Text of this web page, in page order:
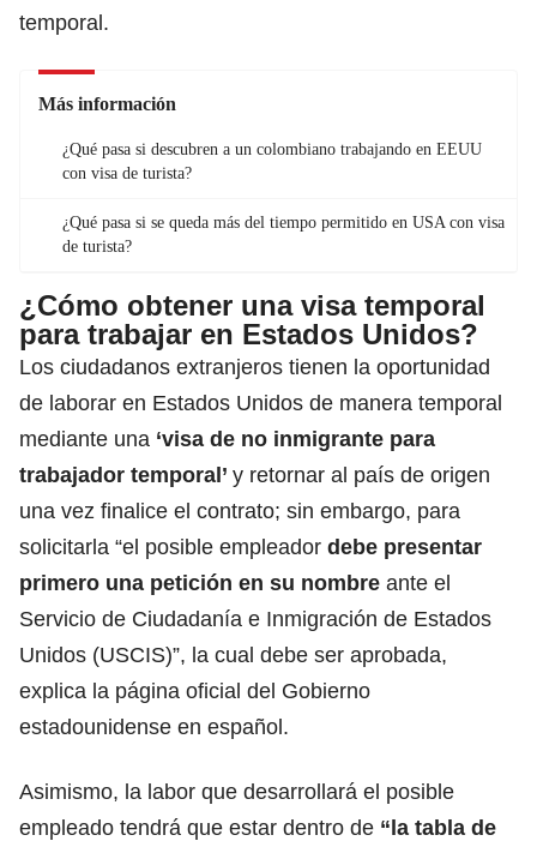
temporal.
Más información
¿Qué pasa si descubren a un colombiano trabajando en EEUU
con visa de turista?
¿Qué pasa si se queda más del tiempo permitido en USA con visa
de turista?
¿Cómo obtener una visa temporal
para trabajar en Estados Unidos?
Los ciudadanos extranjeros tienen la oportunidad
de laborar en Estados Unidos de manera temporal
mediante una ‘visa de no inmigrante para
trabajador temporal’ y retornar al país de origen
una vez finalice el contrato; sin embargo, para
solicitarla “el posible empleador debe presentar
primero una petición en su nombre ante el
Servicio de Ciudadanía e Inmigración de Estados
Unidos (USCIS)”, la cual debe ser aprobada,
explica la página oficial del Gobierno
estadounidense en español.
Asimismo, la labor que desarrollará el posible
empleado tendrá que estar dentro de “la tabla de